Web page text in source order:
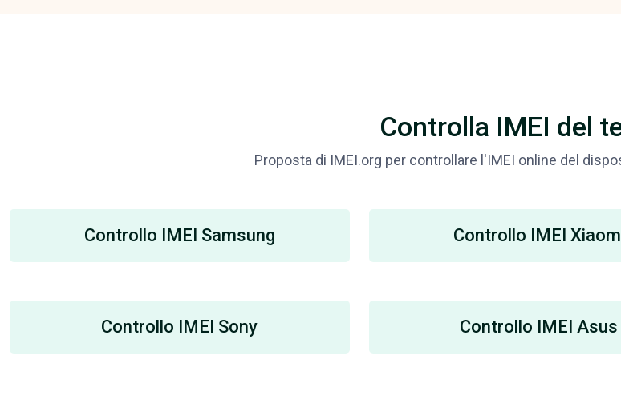
Controlla IMEI del
Proposta di IMEI.org per controllare l'IMEI online del
Controllo IMEI Samsung Controllo IMEI
Controllo IMEI Sony Controllo IMEI Asus